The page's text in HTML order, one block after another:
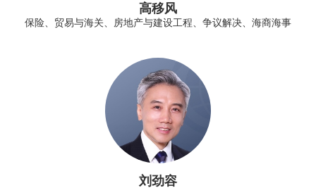
高移风
保险、贸易与海关、房地产与建设工程、争议解决、海商海事
刘劲容